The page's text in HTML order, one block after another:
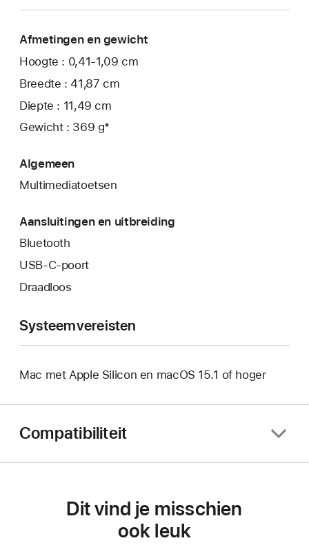
Afmetingen en gewicht
Hoogte : 0,41-1,09 cm
Breedte : 41,87 cm
Diepte : 11,49 cm
Gewicht : 369 g*
Algemeen
Multimediatoetsen
Aansluitingen en uitbreiding
Bluetooth
USB‑C-poort
Draadloos
Systeemvereisten
Mac met Apple Silicon en macOS 15.1 of hoger
Compatibiliteit
Dit vind je misschien
ook leuk